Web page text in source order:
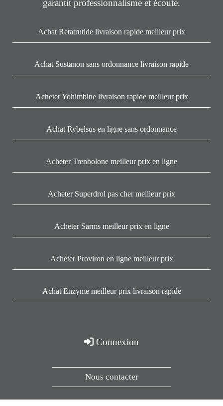
garantit professionnalisme et écoute.
Achat Retatrutide livraison rapide meilleur prix
Achat Sustanon sans ordonnance livraison rapide
Acheter Yohimbine livraison rapide meilleur prix
Achat Rybelsus en ligne sans ordonnance
Acheter Trenbolone meilleur prix en ligne
Acheter Superdrol pas cher meilleur prix
Acheter Sarms meilleur prix en ligne
Acheter Proviron en ligne meilleur prix
Achat Enzyme meilleur prix livraison rapide
Connexion
Nous contacter